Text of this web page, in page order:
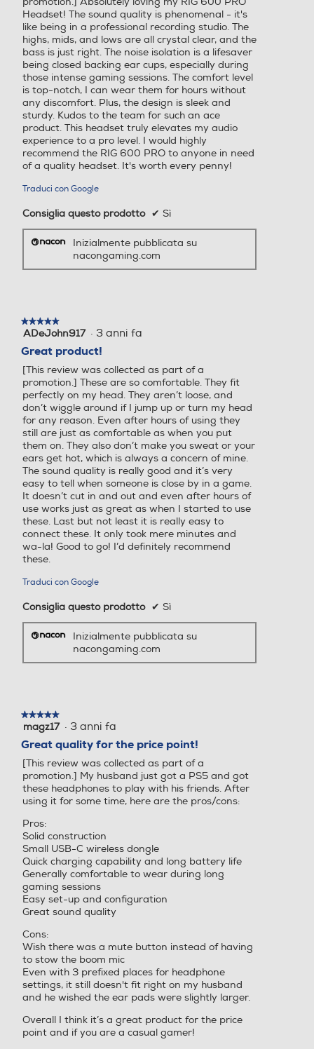
Headset! The sound quality is phenomenal - it's
like being in a professional recording studio. The
highs, mids, and lows are all crystal clear, and the
bass is just right. The noise isolation is a lifesaver
being closed backing ear cups, especially during
those intense gaming sessions. The comfort level
is top-notch, I can wear them for hours without
any discomfort. Plus, the design is sleek and
sturdy. Kudos to the team for such an ace
product. This headset truly elevates my audio
experience to a pro level. I would highly
recommend the RIG 600 PRO to anyone in need
of a quality headset. It's worth every penny!
Traduci con Google
Consiglia questo prodotto ✔ Sì
Inizialmente pubblicata su
nacongaming.com
★★★★★
★★★★★
5
5
stelle.
ADeJohn917 · 3 anni fa
Great product!
[This review was collected as part of a
promotion.] These are so comfortable. They fit
perfectly on my head. They aren’t loose, and
don’t wiggle around if I jump up or turn my head
for any reason. Even after hours of using they
still are just as comfortable as when you put
them on. They also don’t make you sweat or your
ears get hot, which is always a concern of mine.
The sound quality is really good and it’s very
easy to tell when someone is close by in a game.
It doesn’t cut in and out and even after hours of
use works just as great as when I started to use
these. Last but not least it is really easy to
connect these. It only took mere minutes and
wa-la! Good to go! I’d definitely recommend
these.
Traduci con Google
Consiglia questo prodotto ✔ Sì
Inizialmente pubblicata su
nacongaming.com
★★★★★
★★★★★
5
5
stelle.
magz17 · 3 anni fa
Great quality for the price point!
[This review was collected as part of a
promotion.] My husband just got a PS5 and got
these headphones to play with his friends. After
using it for some time, here are the pros/cons:
Pros:
Solid construction
Small USB-C wireless dongle
Quick charging capability and long battery life
Generally comfortable to wear during long
gaming sessions
Easy set-up and configuration
Great sound quality
Cons:
Wish there was a mute button instead of having
to stow the boom mic
Even with 3 prefixed places for headphone
settings, it still doesn't fit right on my husband
and he wished the ear pads were slightly larger.
Overall I think it’s a great product for the price
point and if you are a casual gamer!